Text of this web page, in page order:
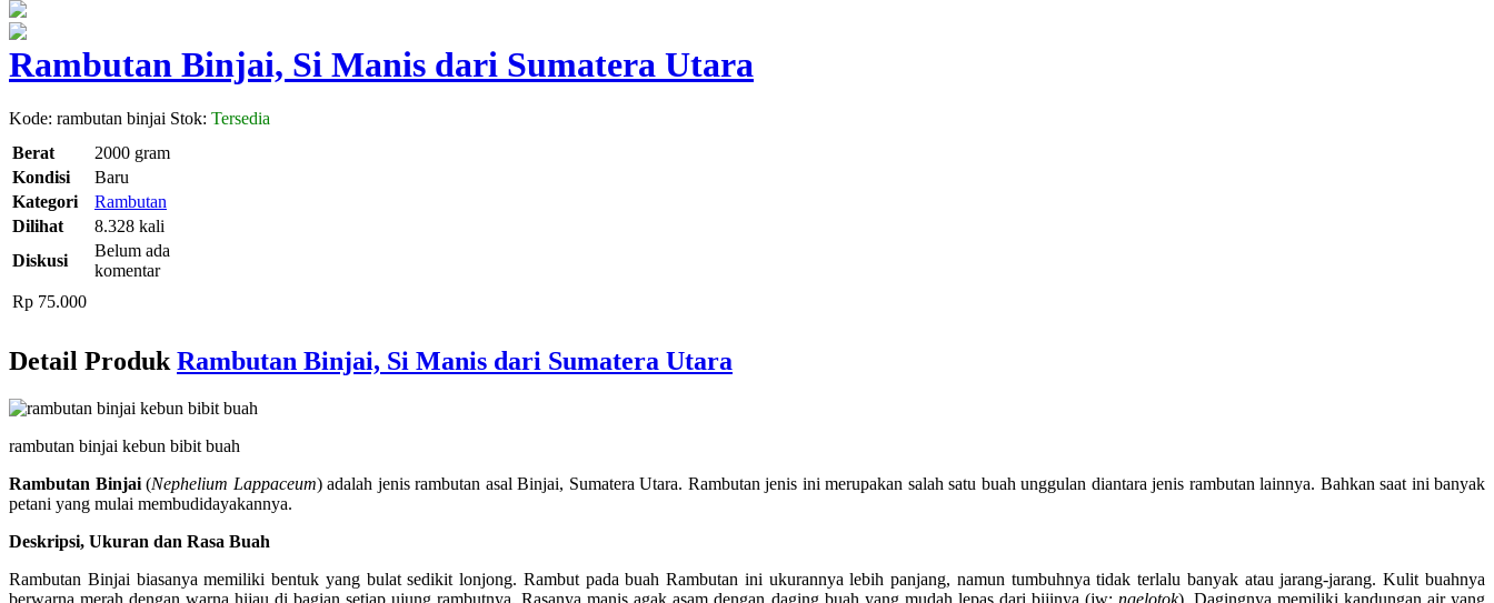
Rambutan Binjai, Si Manis dari Sumatera Utara
Kode: rambutan binjai Stok: Tersedia
Berat
2000 gram
Kondisi
Baru
Kategori
Rambutan
Dilihat
8.328 kali
Diskusi
Belum ada
komentar
Rp 75.000
Detail ProdukRambutan Binjai, Si Manis dari Sumatera Utara
rambutan binjai kebun bibit buah
Rambutan Binjai (Nephelium Lappaceum) adalah jenis rambutan asal Binjai, Sumatera Utara. Rambutan jenis ini merupakan salah satu buah unggulan diantara jenis rambutan lainnya. Bahkan saat ini banyak
petani yang mulai membudidayakannya.
Deskripsi, Ukuran dan Rasa Buah
Rambutan Binjai biasanya memiliki bentuk yang bulat sedikit lonjong. Rambut pada buah Rambutan ini ukurannya lebih panjang, namun tumbuhnya tidak terlalu banyak atau jarang-jarang. Kulit buahnya